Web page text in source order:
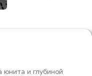
юнита и глубиной